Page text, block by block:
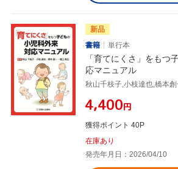
新品
書籍
単行本
「育てにくさ」をもつ
応マニュアル
秋山千枝子,小枝達也,橋本
¥4,400円
獲得ポイント 40P
在庫あり
発売年月日：2026/04/10